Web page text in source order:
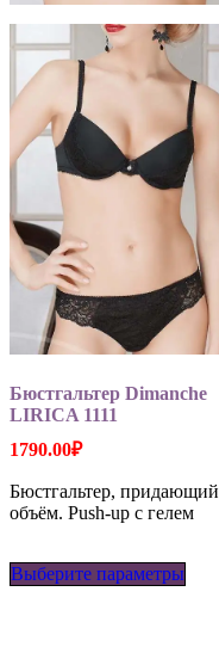
Бюстгальтер Dimanche
LIRICA 1111
1790.00₽
Бюстгальтер, придающий
объём. Push-up с гелем
Выберите параметры